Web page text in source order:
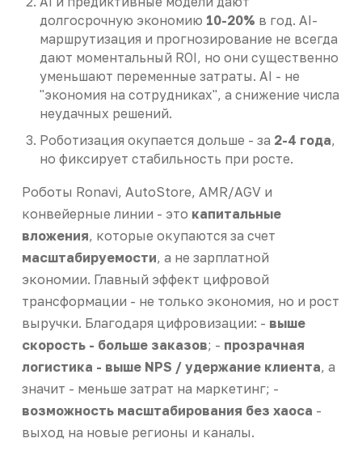
долгосрочную экономию 10-20% в год. AI-
маршрутизация и прогнозирование не всегда
дают моментальный ROI, но они существенно
уменьшают переменные затраты. AI - не
"экономия на сотрудниках", а снижение числа
неудачных решений.
Роботизация окупается дольше - за 2-4 года,
но фиксирует стабильность при росте.
Роботы Ronavi, AutoStore, AMR/AGV и
конвейерные линии - это капитальные
вложения, которые окупаются за счет
масштабируемости, а не зарплатной
экономии. Главный эффект цифровой
трансформации - не только экономия, но и рост
выручки. Благодаря цифровизации: - выше
скорость - больше заказов; - прозрачная
логистика - выше NPS / удержание клиента, а
значит - меньше затрат на маркетинг; -
возможность масштабирования без хаоса -
выход на новые регионы и каналы.